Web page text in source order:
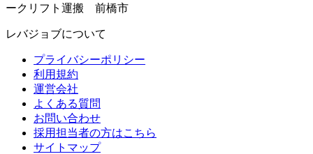
ークリフト運搬 前橋市
レバジョブについて
プライバシーポリシー
利用規約
運営会社
よくある質問
お問い合わせ
採用担当者の方はこちら
サイトマップ